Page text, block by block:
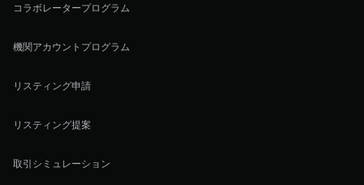
コラボレータープログラム
機関アカウントプログラム
リスティング申請
リスティング提案
取引シミュレーション